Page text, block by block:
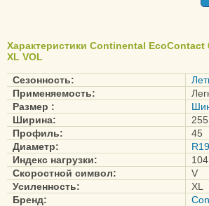
VikingContact 7
WinterContact TS
WinterContact TS
WinterContact TS 870
WinterContact TS
Conti4x4Contact
ContiCrossContact
Характеристики Continental EcoContact
XL VOL
Сезонность:
Применяемость:
Размер :
Ширина:
255
Профиль:
45
Диаметр:
R19
Индекс нагрузки:
104
Скоростной символ:
V
Усиленность:
XL
Бренд: